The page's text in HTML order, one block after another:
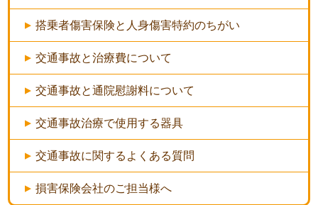
搭乗者傷害保険と人身傷害特約のちがい
交通事故と治療費について
交通事故と通院慰謝料について
交通事故治療で使用する器具
交通事故に関するよくある質問
損害保険会社のご担当様へ